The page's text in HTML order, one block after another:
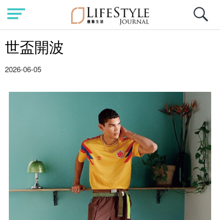
世盃開波
2026-06-05